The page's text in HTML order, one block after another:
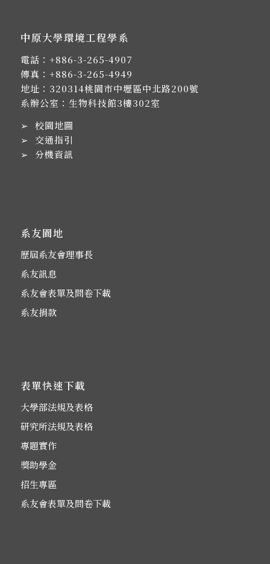
中原大學環境工程學系
電話： +886-3-265-4907
傳真：+886-3-265-4949
地址： 320314桃園市中壢區中北路200號
系辦公室：生物科技館3樓302室
➢ 校園地圖
➢ 交通指引
➢ 分機資訊
系友園地
歷屆系友會理事長
系友訊息
系友會表單及問卷下載
系友捐款
表單快速下載
大學部法規及表格
研究所法規及表格
專題實作
獎助學金
招生專區
系友會表單及問卷下載